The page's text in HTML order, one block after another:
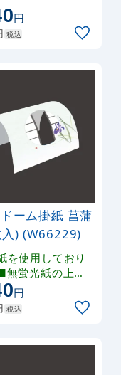
す。印刷により
みの違いが生じ
円
税込
ーム掛紙 菖蒲
(100枚入) (W66229)
を使用しており
無蛍光紙の上に
風の印刷を施し
す。印刷により
みの違いが生じ
円
税込